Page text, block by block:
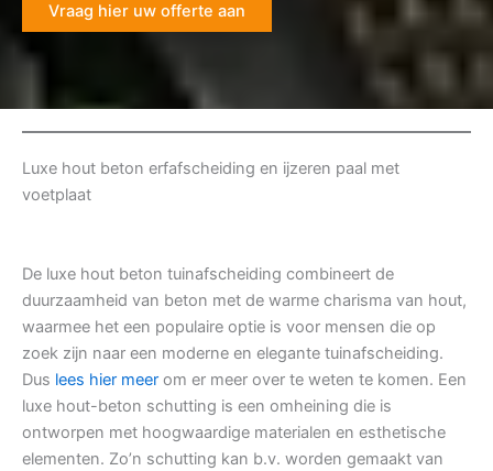
Vraag hier uw offerte aan
Luxe hout beton erfafscheiding en ijzeren paal met
voetplaat
De luxe hout beton tuinafscheiding combineert de
duurzaamheid van beton met de warme charisma van hout,
waarmee het een populaire optie is voor mensen die op
zoek zijn naar een moderne en elegante tuinafscheiding.
Dus lees hier meer om er meer over te weten te komen. Een
luxe hout-beton schutting is een omheining die is
ontworpen met hoogwaardige materialen en esthetische
elementen. Zo’n schutting kan b.v. worden gemaakt van